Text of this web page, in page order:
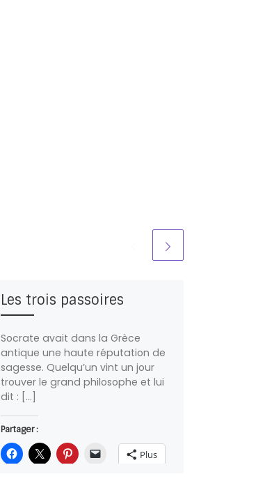
Les trois passoires
Socrate avait dans la Grèce
antique une haute réputation de
sagesse. Quelqu’un vint un jour
trouver le grand philosophe et lui
dit : […]
Partager :
Plus